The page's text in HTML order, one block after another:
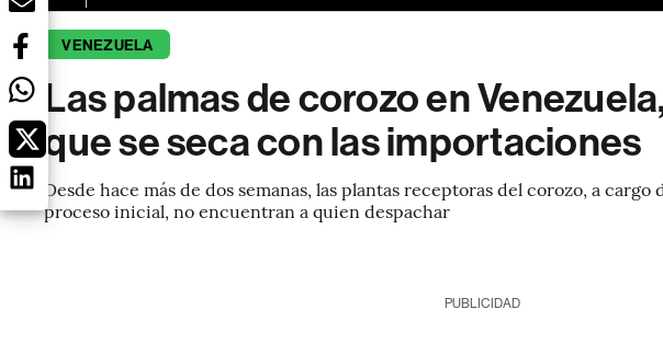
VENEZUELA
Las palmas de corozo en
que se seca con las importaciones
Desde hace más de dos semanas, las plantas receptoras del corozo, a
proceso inicial, no encuentran a quien despachar
PUBLICIDAD